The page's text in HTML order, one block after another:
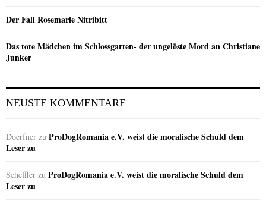
Der Fall Rosemarie Nitribitt
Das tote Mädchen im Schlossgarten- der ungelöste Mord an Christiane
Junker
NEUSTE KOMMENTARE
Doerfner zu ProDogRomania e.V. weist die moralische Schuld dem
Leser zu
Scheffler zu ProDogRomania e.V. weist die moralische Schuld dem
Leser zu